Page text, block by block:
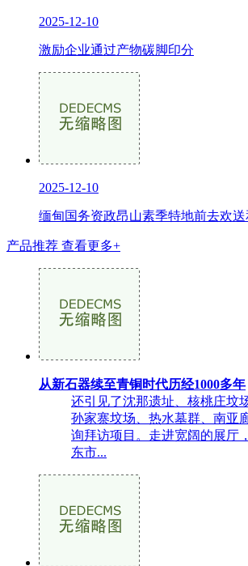
2025-12-10
激励企业通过产物碳脚印分
2025-12-10
缅甸国务资政昂山素季特地前去欢送
产品推荐 查看更多+
从新石器续至青铜时代历经1000多年
还引见了沈那遗址、核桃庄坟
孙家寨坟场、热水墓群、南亚
询拜访项目。走进宽阔的展厅
东市...